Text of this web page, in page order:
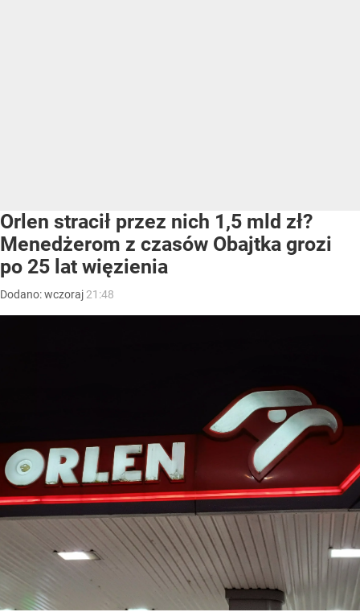
Orlen stracił przez nich 1,5 mld zł?
Menedżerom z czasów Obajtka grozi
po 25 lat więzienia
Dodano:wczoraj 21:48